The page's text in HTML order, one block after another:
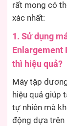
rất mong có
xác nhất:
1. Sử dụng
Enlargement
thì hiệu quả?
Máy tập
hiệu quả giúp
tự nhiên mà
động dựa trên